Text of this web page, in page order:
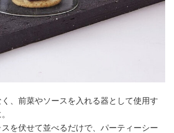
、前菜やソースを入れる器として使用す
を伏せて並べるだけで、パーティーシー